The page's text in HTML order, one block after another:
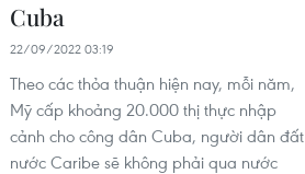
Cuba
22/09/2022 03:19
Theo các thỏa thuận hiện nay, mỗi năm,
Mỹ cấp khoảng 20.000 thị thực nhập
cảnh cho công dân Cuba, người dân đất
nước Caribe sẽ không phải qua nước